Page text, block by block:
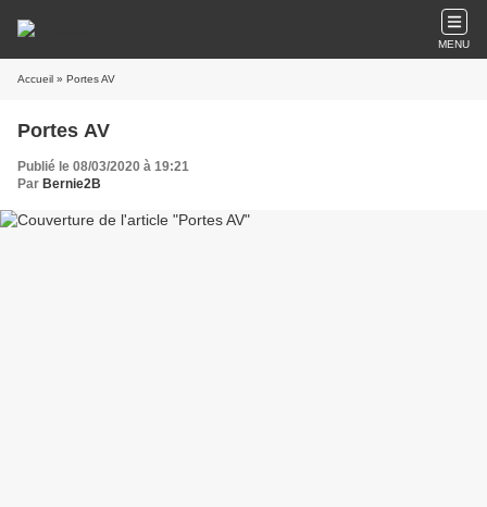
MENU
Accueil » Portes AV
Portes AV
Publié le 08/03/2020 à 19:21
Par Bernie2B